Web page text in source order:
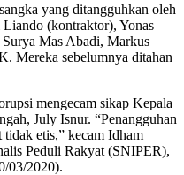
yang ditangguhkan oleh
(kontraktor), Yonas
Mas Abadi, Markus
Mereka sebelumnya ditahan
mengecam sikap Kepala
July Isnur. “Penangguhan
tidak etis,” kecam Idham
Peduli Rakyat (SNIPER),
03/2020).